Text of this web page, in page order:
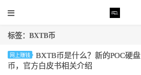
标签：BXTB币
网上赚钱
BXTB币是什么？新的POC硬盘
币，官方白皮书相关介绍